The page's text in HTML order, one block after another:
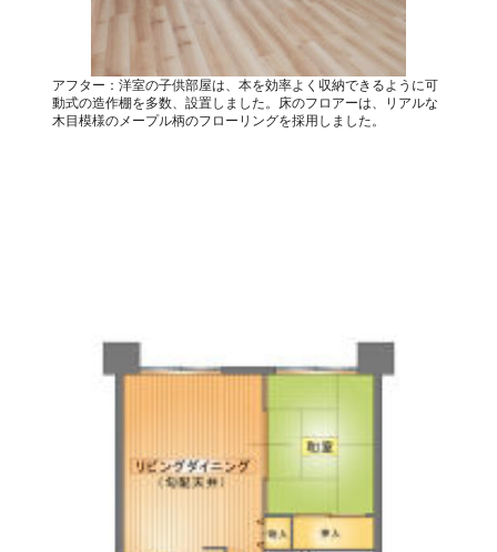
アフター：洋室の子供部屋は、本を効率よく収納できるように可
動式の造作棚を多数、設置しました。床のフロアーは、リアルな
木目模様のメープル柄のフローリングを採用しました。